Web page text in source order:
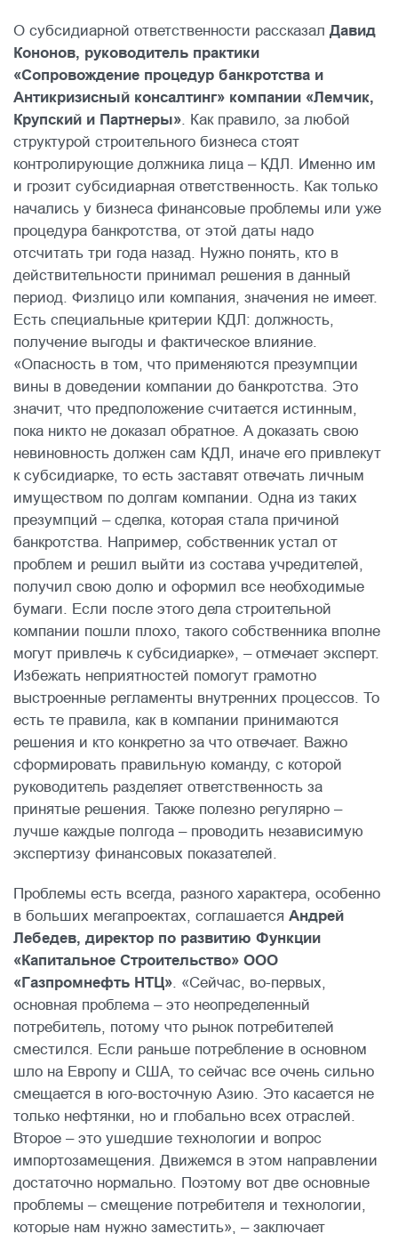
О субсидиарной ответственности рассказал Давид
Кононов, руководитель практики
«Сопровождение процедур банкротства и
Антикризисный консалтинг» компании «Лемчик,
Крупский и Партнеры» . Как правило, за любой
структурой строительного бизнеса стоят
контролирующие должника лица – КДЛ. Именно им
и грозит субсидиарная ответственность. Как только
начались у бизнеса финансовые проблемы или уже
процедура банкротства, от этой даты надо
отсчитать три года назад. Нужно понять, кто в
действительности принимал решения в данный
период. Физлицо или компания, значения не имеет.
Есть специальные критерии КДЛ: должность,
получение выгоды и фактическое влияние.
«Опасность в том, что применяются презумпции
вины в доведении компании до банкротства. Это
значит, что предположение считается истинным,
пока никто не доказал обратное. А доказать свою
невиновность должен сам КДЛ, иначе его привлекут
к субсидиарке, то есть заставят отвечать личным
имуществом по долгам компании. Одна из таких
презумпций – сделка, которая стала причиной
банкротства. Например, собственник устал от
проблем и решил выйти из состава учредителей,
получил свою долю и оформил все необходимые
бумаги. Если после этого дела строительной
компании пошли плохо, такого собственника вполне
могут привлечь к субсидиарке», – отмечает эксперт.
Избежать неприятностей помогут грамотно
выстроенные регламенты внутренних процессов. То
есть те правила, как в компании принимаются
решения и кто конкретно за что отвечает. Важно
сформировать правильную команду, с которой
руководитель разделяет ответственность за
принятые решения. Также полезно регулярно –
лучше каждые полгода – проводить независимую
экспертизу финансовых показателей.
Проблемы есть всегда, разного характера, особенно
в больших мегапроектах, соглашается Андрей
Лебедев, директор по развитию Функции
«Капитальное Строительство» ООО
«Газпромнефть НТЦ» . «Сейчас, во-первых,
основная проблема – это неопределенный
потребитель, потому что рынок потребителей
сместился. Если раньше потребление в основном
шло на Европу и США, то сейчас все очень сильно
смещается в юго-восточную Азию. Это касается не
только нефтянки, но и глобально всех отраслей.
Второе – это ушедшие технологии и вопрос
импортозамещения. Движемся в этом направлении
достаточно нормально. Поэтому вот две основные
проблемы – смещение потребителя и технологии,
которые нам нужно заместить», – заключает